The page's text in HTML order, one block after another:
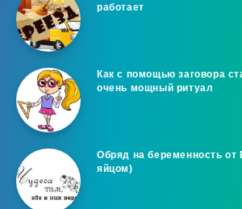
работает
Как с помощью заговора
очень мощный ритуал
Обряд на беременность
яйцом)